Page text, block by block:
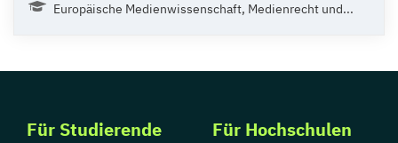
Europäische Medienwissenschaft, Medienrecht und...
Für Studierende Für Hochschulen